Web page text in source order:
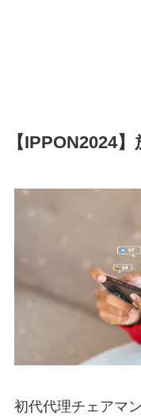
【IPPON2024
初代代理チェアマ